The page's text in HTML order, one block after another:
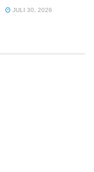
JULI 30, 2026